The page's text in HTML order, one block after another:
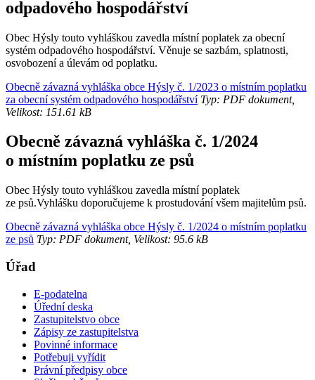
odpadového hospodářství
Obec Hýsly touto vyhláškou zavedla místní poplatek za obecní
systém odpadového hospodářství. Věnuje se sazbám, splatnosti,
osvobození a úlevám od poplatku.
Obecně závazná vyhláška obce Hýsly č. 1/2023 o místním poplatku
za obecní systém odpadového hospodářstvíTyp: PDF dokument,
Velikost: 151.61 kB
Obecně závazná vyhláška č. 1/2024
o místním poplatku ze psů
Obec Hýsly touto vyhláškou zavedla místní poplatek
ze psů.Vyhlášku doporučujeme k prostudování všem majitelům psů.
Obecně závazná vyhláška obce Hýsly č. 1/2024 o místním poplatku
ze psů Typ: PDF dokument, Velikost: 95.6 kB
Úřad
E-podatelna
Úřední deska
Zastupitelstvo obce
Zápisy ze zastupitelstva
Povinné informace
Potřebuji vyřídit
Právní předpisy obce